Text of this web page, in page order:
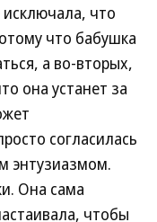
что
что бабушка
а во-вторых,
она устанет за
согласилась
энтузиазмом.
Она сама
чтобы